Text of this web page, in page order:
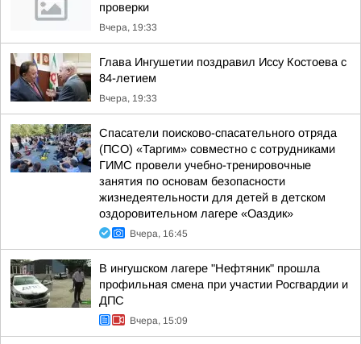
проверки
Вчера, 19:33
Глава Ингушетии поздравил Иссу Костоева с
84-летием
Вчера, 19:33
Спасатели поисково-спасательного отряда
(ПСО) «Таргим» совместно с сотрудниками
ГИМС провели учебно-тренировочные
занятия по основам безопасности
жизнедеятельности для детей в детском
оздоровительном лагере «Оаздик»
Вчера, 16:45
В ингушском лагере "Нефтяник" прошла
профильная смена при участии Росгвардии и
ДПС
Вчера, 15:09